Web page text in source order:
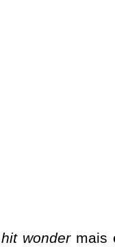
wondermais